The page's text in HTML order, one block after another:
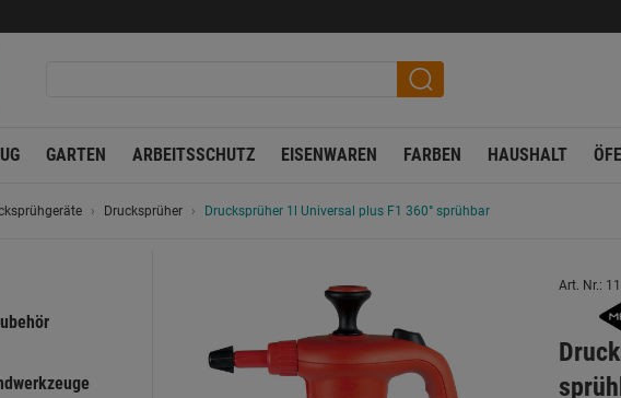
GARTEN ARBEITSSCHUTZ EISENWAREN FARBEN HAUSHALT
Drucksprüher Drucksprüher 1l Universal plus F1 360° sprühbar
Art. Nr.: